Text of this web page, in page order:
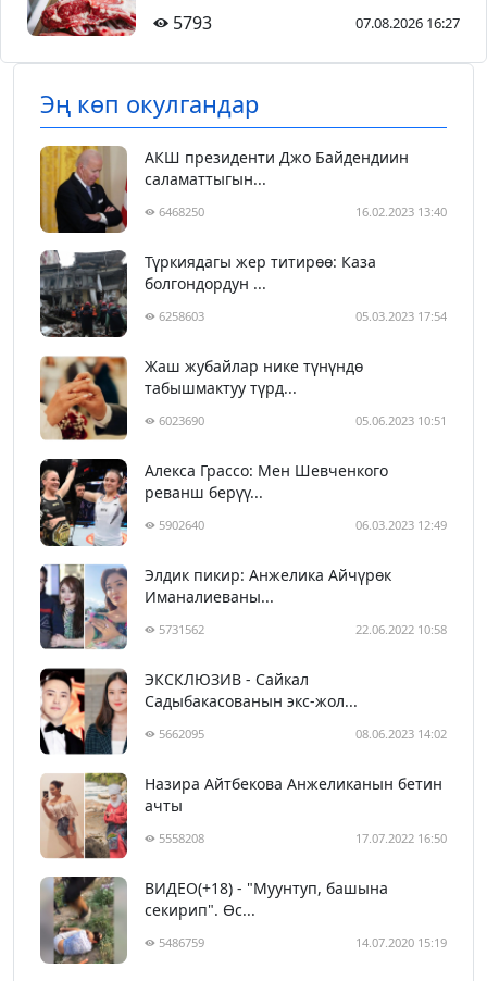
5793 07.08.2026 16:27
Эң көп окулгандар
АКШ президенти Джо Байдендиин
саламаттыгын...
6468250 16.02.2023 13:40
Түркиядагы жер титирөө: Каза
болгондордун ...
6258603 05.03.2023 17:54
Жаш жубайлар нике түнүндө
табышмактуу түрд...
6023690 05.06.2023 10:51
Алекса Грассо: Мен Шевченкого
реванш берүү...
5902640 06.03.2023 12:49
Элдик пикир: Анжелика Айчүрөк
Иманалиеваны...
5731562 22.06.2022 10:58
ЭКСКЛЮЗИВ - Сайкал
Садыбакасованын экс-жол...
5662095 08.06.2023 14:02
Назира Айтбекова Анжеликанын бетин
ачты
5558208 17.07.2022 16:50
ВИДЕО(+18) - "Муунтуп, башына
секирип". Өс...
5486759 14.07.2020 15:19